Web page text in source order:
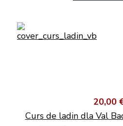
20,00
Curs de ladin dla Val